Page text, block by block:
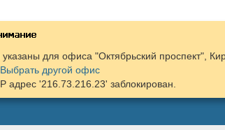
для офиса "Октябрьский проспект",
Выбрать другой офис
адрес '216.73.216.23' заблокирован.